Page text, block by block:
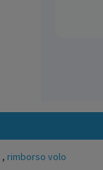
, rimborso volo